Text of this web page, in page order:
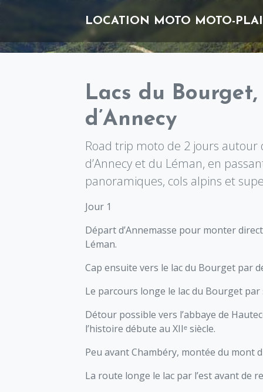
LOCATION MOTO MOTO-
Lacs du
d’Annecy
Road trip moto de 2 jours autour
d’Annecy et du Léman, en
panoramiques, cols alpins et
Jour 1
Départ d’Annemasse pour monter
Léman.
Cap ensuite vers le lac du Bourget par
Le parcours longe le lac du Bourget par
Détour possible vers l’abbaye de
l’histoire débute au XIIᵉ siècle.
Peu avant Chambéry, montée du mont
La route longe le lac par l’est avant de